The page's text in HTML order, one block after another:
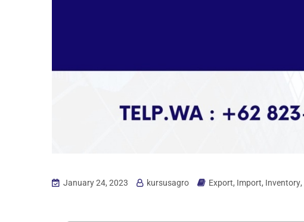
January 24, 2023 kursusagro Export, Import, Inventory,